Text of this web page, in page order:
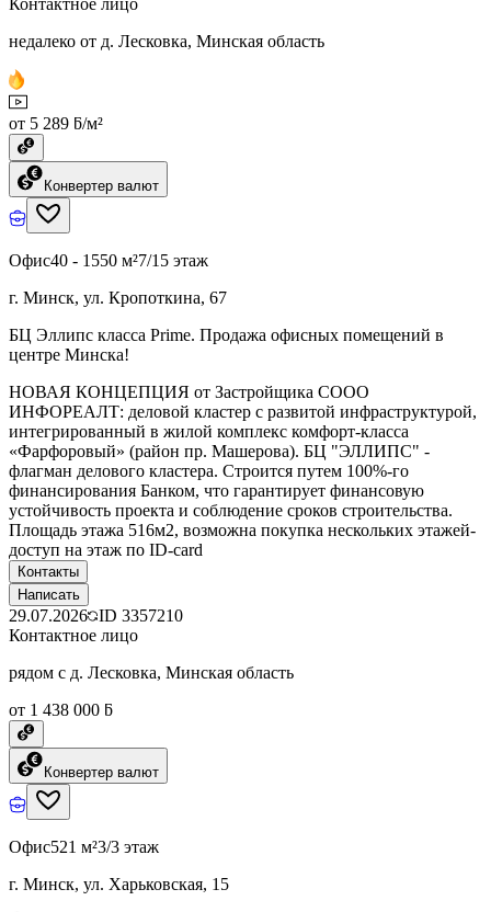
Контактное лицо
недалеко от д. Лесковка, Минская область
от 5 289 ƃ/м²
Конвертер валют
Офис40 - 1550 м²7/15 этаж
г. Минск, ул. Кропоткина, 67
БЦ Эллипс класса Prime. Продажа офисных помещений в
центре Минска!
НОВАЯ КОНЦЕПЦИЯ от Застройщика СООО
ИНФОРЕАЛТ: деловой кластер с развитой инфраструктурой,
интегрированный в жилой комплекс комфорт-класса
«Фарфоровый» (район пр. Машерова). БЦ "ЭЛЛИПС" -
флагман делового кластера. Строится путем 100%-го
финансирования Банком, что гарантирует финансовую
устойчивость проекта и соблюдение сроков строительства.
Площадь этажа 516м2, возможна покупка нескольких этажей-
доступ на этаж по ID-card
Контакты
Написать
29.07.2026 ID 3357210
Контактное лицо
рядом с д. Лесковка, Минская область
от 1 438 000 ƃ
Конвертер валют
Офис521 м²3/3 этаж
г. Минск, ул. Харьковская, 15